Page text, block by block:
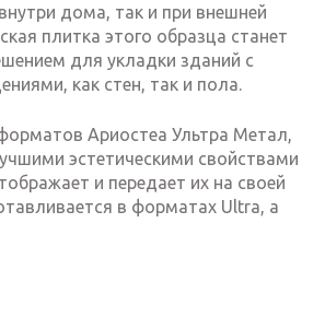
дома, так и при внешней
плитка этого образца станет
для укладки зданий с
как стен, так и пола.
Ариостеа Ультра Метал,
эстетическими свойствами
и передает их на своей
в форматах Ultra, а